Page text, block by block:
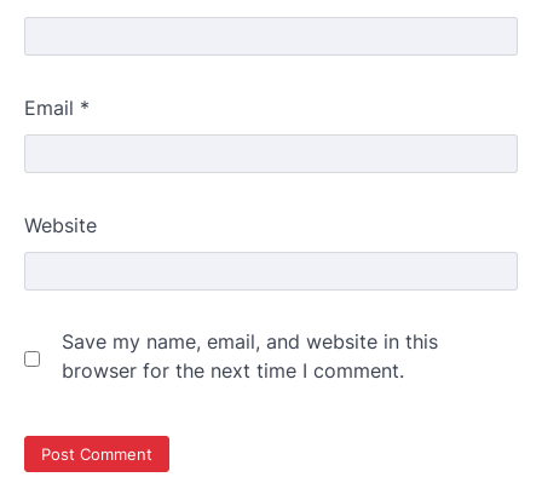
Email *
Website
Save my name, email, and website in this
browser for the next time I comment.